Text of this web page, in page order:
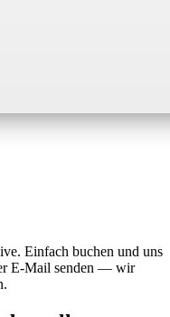
Einfach buchen und uns
E-Mail senden — wir